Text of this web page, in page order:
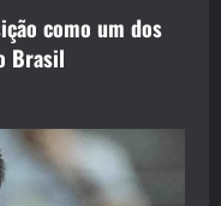
como um dos
Brasil